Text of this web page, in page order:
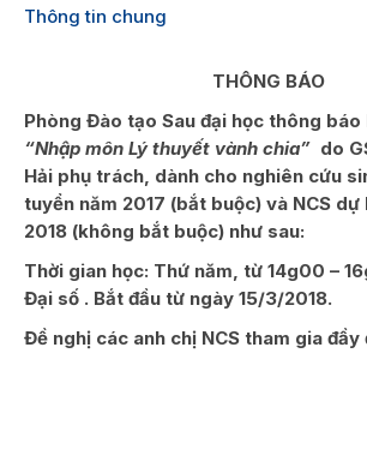
Thông tin chung
THÔNG BÁO
Phòng Đào tạo Sau đại học thông
“Nhập môn Lý thuyết vành chia” do
Hải phụ trách, dành cho nghiên cứu
tuyển năm 2017 (bắt buộc) và NCS dự
2018 (không bắt buộc) như sau:
Thời gian học: Thứ năm, từ 14g00 –
Đại số . Bắt đầu từ ngày 15/3/2018.
Đề nghị các anh chị NCS tham gia đầy